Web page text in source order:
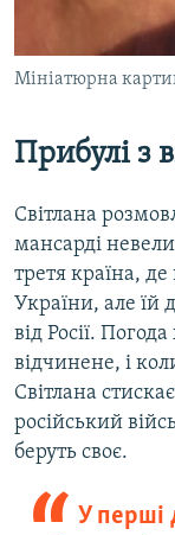
Мініатюрна
Прибулі з
Світлана
мансарді
третя країна, де
України, але їй
від Росії.
відчинене, і
Світлана
російський
беруть своє.
У перші